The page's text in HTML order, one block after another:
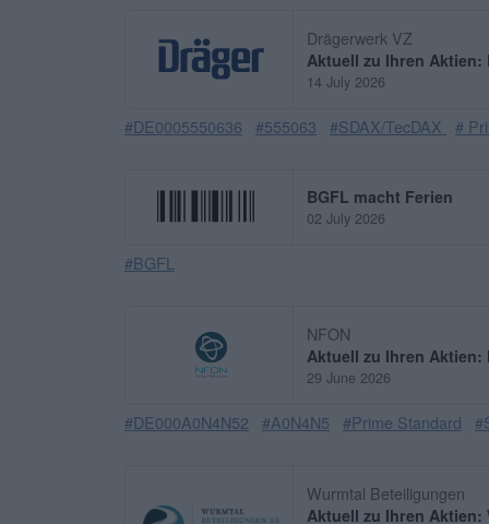
Drägerwerk VZ
Aktuell zu Ihren Aktien:
14 July 2026
#DE0005550636 #555063 #SDAX/TecDAX #
BGFL macht Ferien
02 July 2026
#BGFL
NFON
Aktuell zu Ihren Aktien:
29 June 2026
#DE000A0N4N52 #A0N4N5 #Prime Standard
Wurmtal Beteiligungen
Aktuell zu Ihren